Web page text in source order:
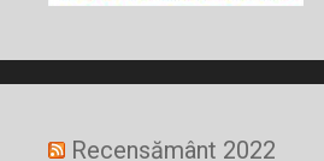
Recensământ 2022